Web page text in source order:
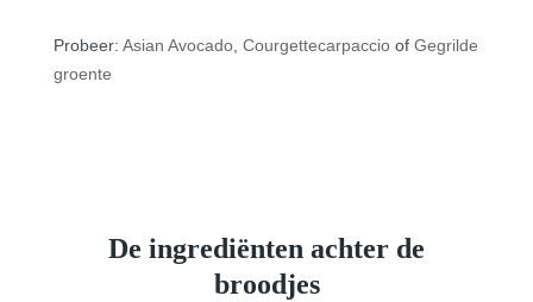
Probeer: Asian Avocado Courgettecarpaccio of Gegrilde
groente
De ingrediënten achter de
broodjes